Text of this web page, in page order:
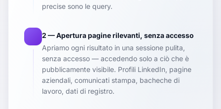
precise sono le query.
2 — Apertura pagine rilevanti, senza accesso
Apriamo ogni risultato in una sessione pulita,
senza accesso — accedendo solo a ciò che è
pubblicamente visibile. Profili LinkedIn, pagine
aziendali, comunicati stampa, bacheche di
lavoro, dati di registro.